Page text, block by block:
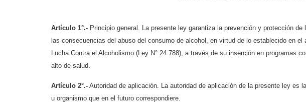
Artículo 1°.- Principio general. La presente ley garantiza la prevención y protección
las consecuencias del abuso del consumo de alcohol, en virtud de lo establecido en
Lucha Contra el Alcoholismo (Ley N° 24.788), a través de su inserción en programas
alto de salud.
Artículo 2°.- Autoridad de aplicación. La autoridad de aplicación de la presente ley es
u organismo que en el futuro correspondiere.